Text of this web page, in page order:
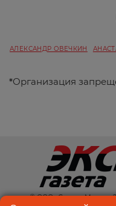
АЛЕКСАНДР ОВЕЧКИН
*Организация
© ООО «Спектр Медиа»